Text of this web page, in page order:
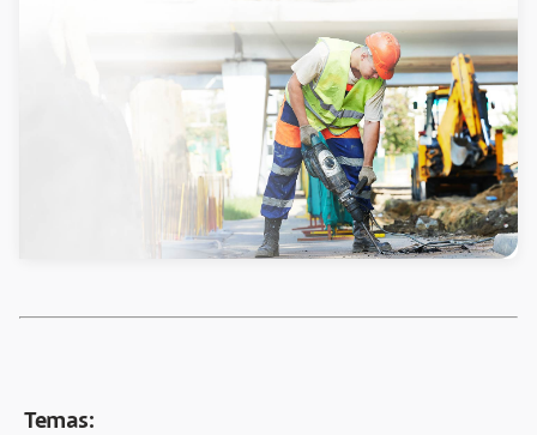
Temas: